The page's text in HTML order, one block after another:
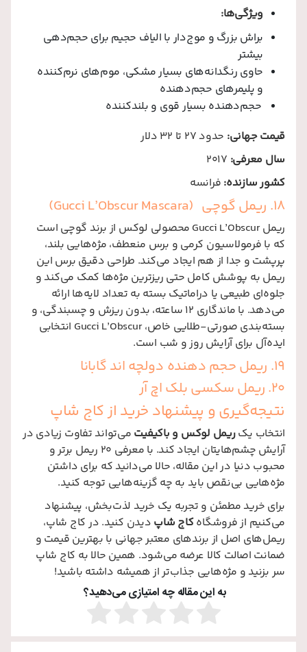
ویژگی‌ها:
براش بزرگ و موج‌دار با الیاف حجیم برای حجم‌دهی
بیشتر
حاوی رنگدانه‌های بسیار مشکی، موم‌های نرم‌کننده
و پلیمرهای حجم‌دهنده
حجم‌دهنده بسیار قوی و بلندکننده
قیمت جهانی: حدود 27 تا 32 دلار
سال معرفی:
کشور سازنده: فرانسه
18. ریمل گوچی (Gucci L’Obscur Mascara)
ریمل Gucci L’Obscur محصولی لوکس از برند گوچی است
که با فرمولاسیون کرمی و برس منعطف، مژه‌هایی بلند،
پرپشت و جدا از هم ایجاد می‌کند. طراحی دقیق برس این
ریمل به پوشش کامل حتی ریزترین مژه‌ها کمک می‌کند و
جلوه‌ای طبیعی یا دراماتیک بسته به تعداد لایه‌ها ارائه
می‌دهد. با ماندگاری ۱۲ ساعته، بدون ریزش و چسبندگی، و
بسته‌بندی صورتی-طلایی خاص، Gucci L’Obscur انتخابی
ایده‌آل برای آرایش روز و شب است.
19. ریمل حجم دهنده دولچه اند گابانا
20. ریمل سکسی بلک اچ آر
نتیجه‌گیری و پیشنهاد خرید از کاج شاپ
انتخاب یکریمل لوکس و باکیفیت می‌تواند تفاوت زیادی در
آرایش چشم‌هایتان ایجاد کند. با معرفی 20 ریمل برتر و
محبوب دنیا در این مقاله، حالا می‌دانید که برای داشتن
مژه‌هایی بی‌نقص باید به چه گزینه‌هایی توجه کنید.
برای خرید مطمئن و تجربه یک خرید لذت‌بخش، پیشنهاد
می‌کنیم از فروشگاهکاج شاپ دیدن کنید. در کاج شاپ،
ریمل‌های اصل از برندهای معتبر جهانی با بهترین قیمت و
ضمانت اصالت کالا عرضه می‌شود. همین حالا به کاج شاپ
سر بزنید و مژه‌هایی جذاب‌تر از همیشه داشته باشید!
به این مقاله چه امتیازی می‌دهید؟